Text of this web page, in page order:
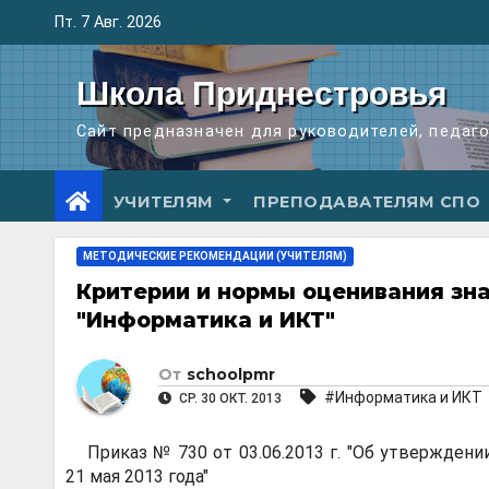
содержимому
Пт. 7 Авг. 2026
Школа Приднестровья
Сайт предназначен для руководителей,
УЧИТЕЛЯМ ПРЕПОДАВАТЕЛЯМ СПО
МЕТОДИЧЕСКИЕ РЕКОМЕНДАЦИИ (УЧИТЕЛЯМ)
Критерии и нормы оценивания
"Информатика и ИКТ"
От schoolpmr
СР. 30 ОКТ. 2013 #Информатика и ИКТ
Приказ № 730 от 03.06.2013 г. "Об
21 мая 2013 года"